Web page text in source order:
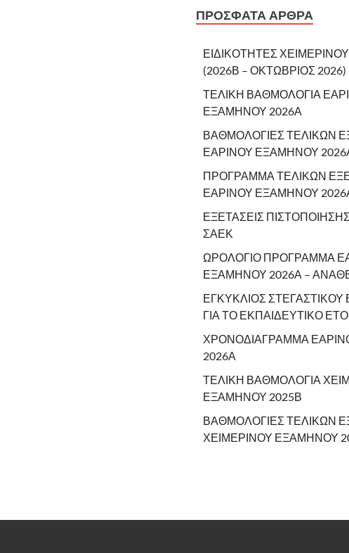
ΠΡΌΣΦΑΤΑ ΆΡΘΡΑ
ΕΙΔΙΚΟΤΗΤΕΣ
(2026Β – ΟΚΤΩΒΡΙΟΣ 2026)
ΤΕΛΙΚΗ ΒΑΘΜΟΛΟΓΙΑ
ΕΞΑΜΗΝΟΥ 2026Α
ΒΑΘΜΟΛΟΓΙΕΣ ΤΕΛΙΚΩΝ
ΕΑΡΙΝΟΥ ΕΞΑΜΗΝΟΥ
ΠΡΟΓΡΑΜΜΑ ΤΕΛΙΚΩΝ
ΕΑΡΙΝΟΥ ΕΞΑΜΗΝΟΥ
ΕΞΕΤΑΣΕΙΣ
ΣΑΕΚ
ΩΡΟΛΟΓΙΟ ΠΡΟΓΡΑΜΜΑ
ΕΞΑΜΗΝΟΥ 2026Α –
ΕΓΚΥΚΛΙΟΣ
ΓΙΑ ΤΟ ΕΚΠΑΙΔΕΥΤΙΚΟ
ΧΡΟΝΟΔΙΑΓΡΑΜΜΑ
2026Α
ΤΕΛΙΚΗ ΒΑΘΜΟΛΟΓΙΑ
ΕΞΑΜΗΝΟΥ 2025Β
ΒΑΘΜΟΛΟΓΙΕΣ ΤΕΛΙΚΩΝ
ΧΕΙΜΕΡΙΝΟΥ ΕΞΑΜΗΝΟΥ